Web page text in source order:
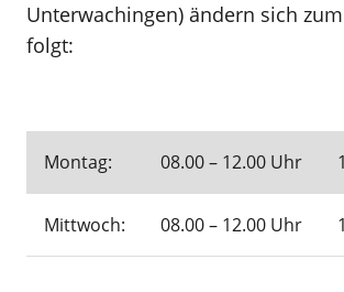
Unterwachingen) ändern sich
folgt:
Montag: 08.00 – 12.00 Uhr
Mittwoch: 08.00 – 12.00 Uhr